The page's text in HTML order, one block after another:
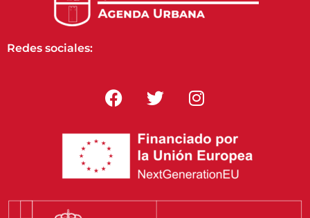
Redes sociales: